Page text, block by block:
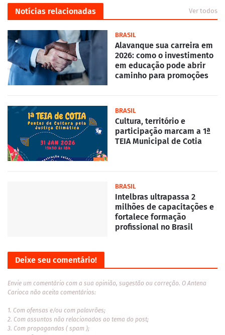
Notícias relacionadas Ver todos
BRASIL
Alavanque sua carreira em
2026: como o investimento
em educação pode abrir
caminho para promoções
BRASIL
Cultura, território e
participação marcam a 1ª
TEIA Municipal de Cotia
BRASIL
Intelbras ultrapassa 2
milhões de capacitações e
fortalece formação
profissional no Brasil
Deixe seu comentário!
Envie um comentário com a sua opinião, sugestão ou correção. O Antena
Carioca não aceita comentários:
1. Com ofensas e/ou com palavrões;
2. Com assuntos não relacionados ao tema do post;
3. Com propagandas ( spam );